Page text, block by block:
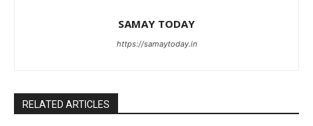
SAMAY TODAY
https://samaytoday.in
RELATED ARTICLES